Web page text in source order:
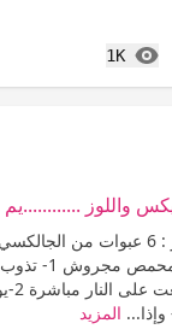
1K
المشاهدات
واللوز ............يم
فليكس مجروش
حمام
المزيد